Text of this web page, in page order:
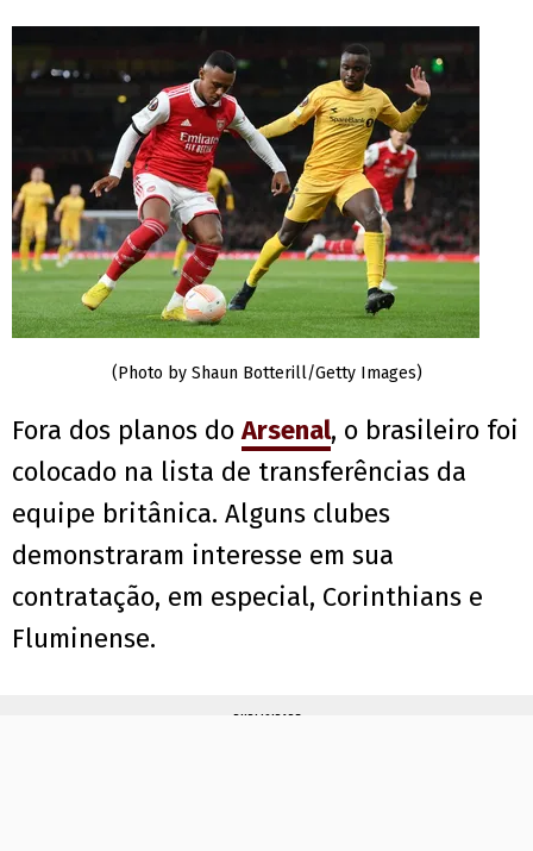
(Photo by Shaun Botterill/Getty Images)
Fora dos planos doArsenal, o brasileiro foi
colocado na lista de transferências da
equipe britânica. Alguns clubes
demonstraram interesse em sua
contratação, em especial, Corinthians e
Fluminense.
PUBLICIDADE